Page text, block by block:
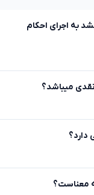
به اجرای احکام
میباشد؟
دارد؟
معناست؟